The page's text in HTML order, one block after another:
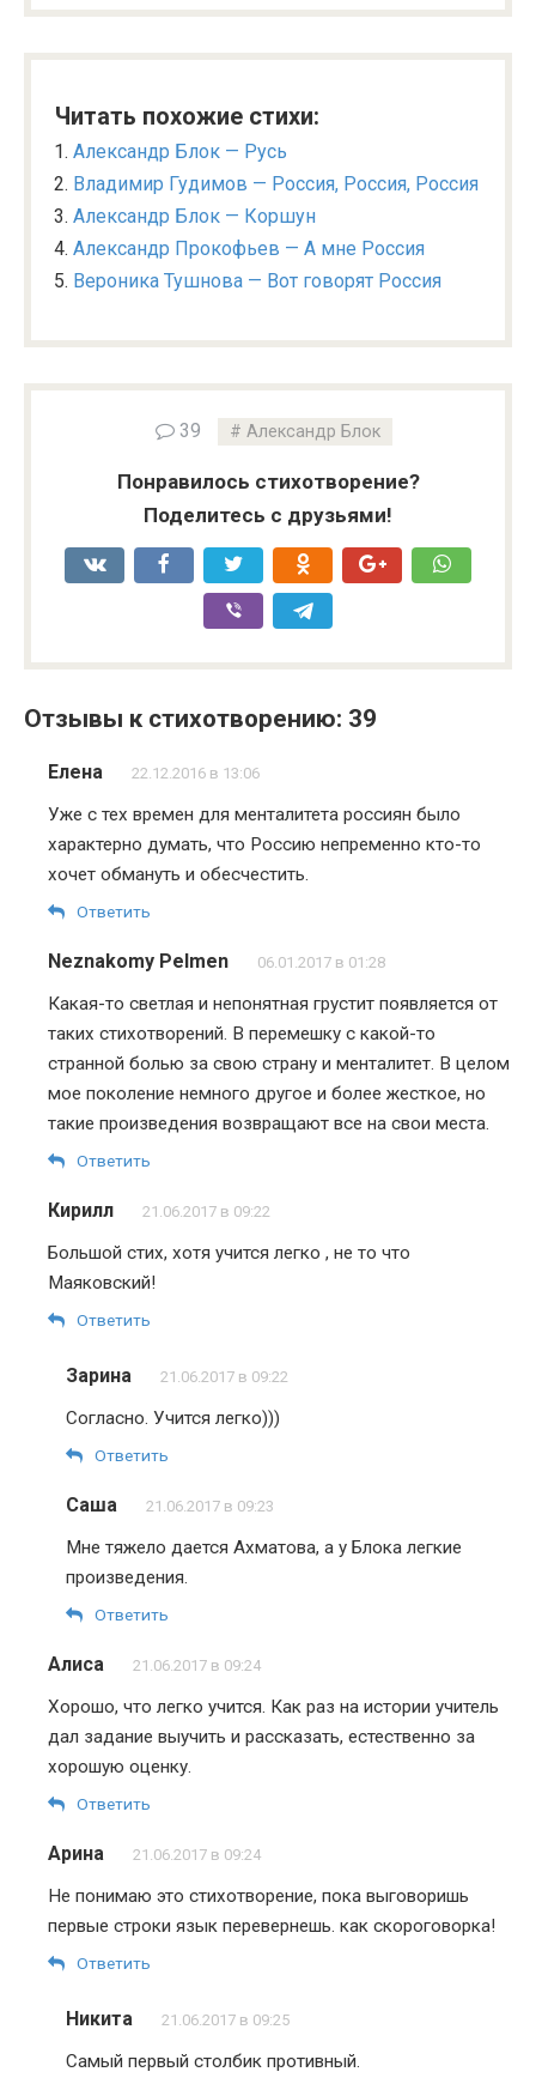
Читать похожие стихи:
Александр Блок — Русь
Владимир Гудимов — Россия, Россия, Россия
Александр Блок — Коршун
Александр Прокофьев — А мне Россия
Вероника Тушнова — Вот говорят Россия
39 Александр Блок
Понравилось стихотворение?
Поделитесь с друзьями!
Отзывы к стихотворению: 39
Елена 22.12.2016 в 13:06
Уже с тех времен для менталитета россиян было
характерно думать, что Россию непременно кто-то
хочет обмануть и обесчестить.
Ответить
Neznakomy Pelmen 06.01.2017 в 01:28
Какая-то светлая и непонятная грустит появляется от
таких стихотворений. В перемешку с какой-то
странной болью за свою страну и менталитет. В целом
мое поколение немного другое и более жесткое, но
такие произведения возвращают все на свои места.
Ответить
Кирилл 21.06.2017 в 09:22
Большой стих, хотя учится легко , не то что
Маяковский!
Ответить
Зарина 21.06.2017 в 09:22
Согласно. Учится легко)))
Ответить
Саша 21.06.2017 в 09:23
Мне тяжело дается Ахматова, а у Блока легкие
произведения.
Ответить
Алиса 21.06.2017 в 09:24
Хорошо, что легко учится. Как раз на истории учитель
дал задание выучить и рассказать, естественно за
хорошую оценку.
Ответить
Арина 21.06.2017 в 09:24
Не понимаю это стихотворение, пока выговоришь
первые строки язык перевернешь. как скороговорка!
Ответить
Никита 21.06.2017 в 09:25
Самый первый столбик противный.